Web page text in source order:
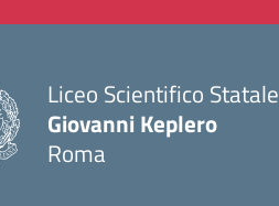
Liceo Scientifico Statale
Giovanni Keplero
Roma